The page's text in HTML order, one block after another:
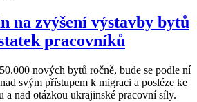
na zvýšení výstavby bytů
pracovníků
nových bytů ročně, bude se podle ní
svým přístupem k migraci a posléze ke
a nad otázkou ukrajinské pracovní síly.